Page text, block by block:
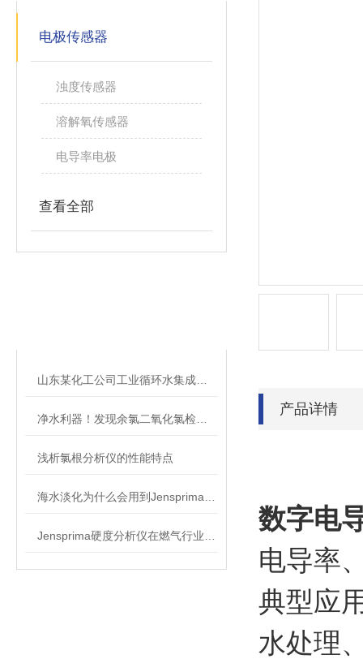
电极传感器
浊度传感器
溶解氧传感器
电导率电极
查看全部
浅析氯根分析仪的性能特点
产品详情
数字电
电导率
典型应
水处理